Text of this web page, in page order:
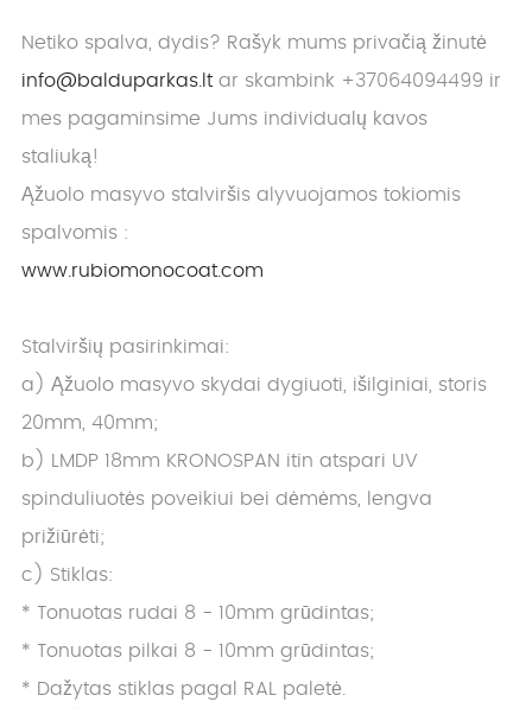
Netiko spalva, dydis? Rašyk mums privačią žinutė
info@balduparkas.lt ar skambink +37064094499 ir
mes pagaminsime Jums individualų kavos
staliuką!
Ąžuolo masyvo stalviršis alyvuojamos tokiomis
spalvomis :
www.rubiomonocoat.com
Stalviršių pasirinkimai:
a) Ąžuolo masyvo skydai dygiuoti, išilginiai, storis
20mm, 40mm;
b) LMDP 18mm KRONOSPAN itin atspari UV
spinduliuotės poveikiui bei dėmėms, lengva
prižiūrėti;
c) Stiklas:
* Tonuotas rudai 8 - 10mm grūdintas;
* Tonuotas pilkai 8 - 10mm grūdintas;
* Dažytas stiklas pagal RAL paletė.